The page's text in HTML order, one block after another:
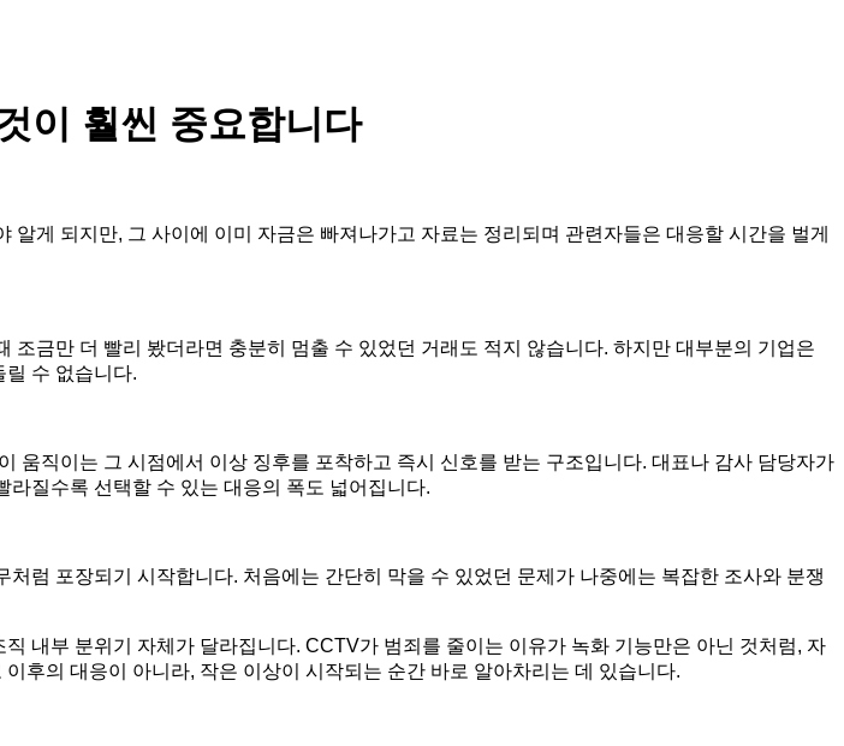
이 훨씬 중요합니다
게 되지만, 그 사이에 이미 자금은 빠져나가고 자료는 정리되며 관련자들은 대응할 시간을 벌게
금만 더 빨리 봤더라면 충분히 멈출 수 있었던 거래도 적지 않습니다. 하지만 대부분의 기업은
수 없습니다.
움직이는 그 시점에서 이상 징후를 포착하고 즉시 신호를 받는 구조입니다. 대표나 감사 담당자가
질수록 선택할 수 있는 대응의 폭도 넓어집니다.
럼 포장되기 시작합니다. 처음에는 간단히 막을 수 있었던 문제가 나중에는 복잡한 조사와 분쟁
내부 분위기 자체가 달라집니다. CCTV가 범죄를 줄이는 이유가 녹화 기능만은 아닌 것처럼, 자
후의 대응이 아니라, 작은 이상이 시작되는 순간 바로 알아차리는 데 있습니다.